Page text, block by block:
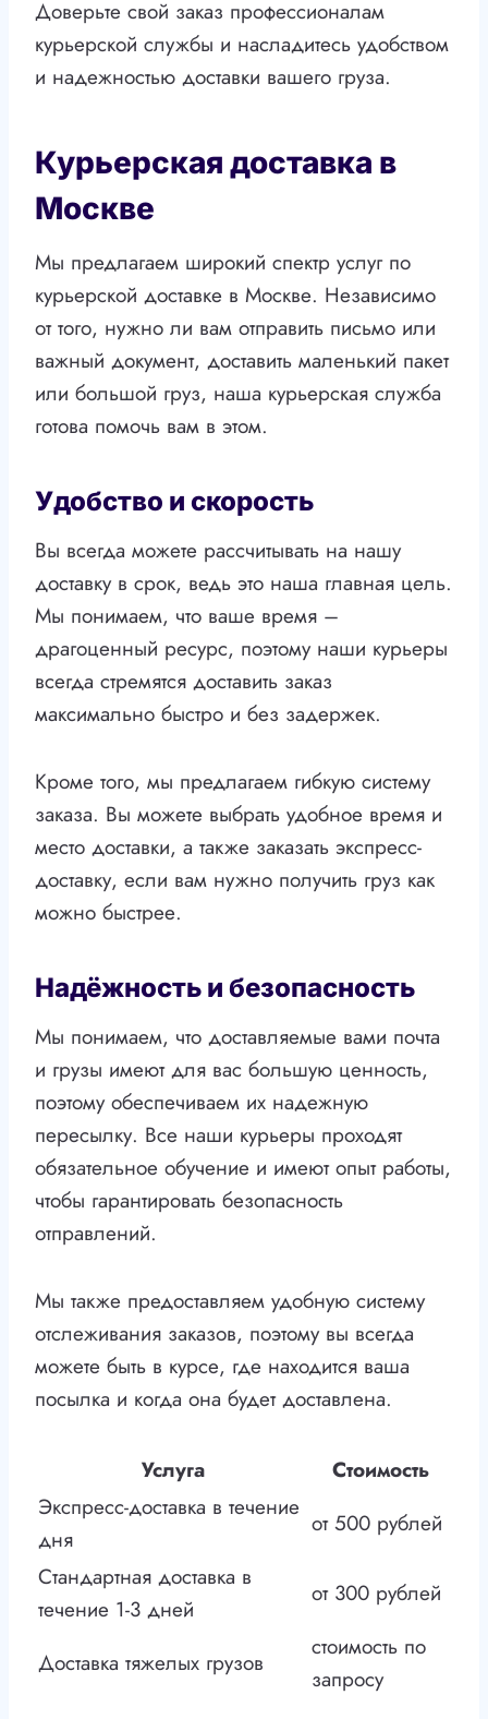
Доверьте свой заказ профессионалам
курьерской службы и насладитесь удобством
и надежностью доставки вашего груза.
Курьерская доставка в
Москве
Мы предлагаем широкий спектр услуг по
курьерской доставке в Москве. Независимо
от того, нужно ли вам отправить письмо или
важный документ, доставить маленький пакет
или большой груз, наша курьерская служба
готова помочь вам в этом.
Удобство и скорость
Вы всегда можете рассчитывать на нашу
доставку в срок, ведь это наша главная цель.
Мы понимаем, что ваше время –
драгоценный ресурс, поэтому наши курьеры
всегда стремятся доставить заказ
максимально быстро и без задержек.
Кроме того, мы предлагаем гибкую систему
заказа. Вы можете выбрать удобное время и
место доставки, а также заказать экспресс-
доставку, если вам нужно получить груз как
можно быстрее.
Надёжность и безопасность
Мы понимаем, что доставляемые вами почта
и грузы имеют для вас большую ценность,
поэтому обеспечиваем их надежную
пересылку. Все наши курьеры проходят
обязательное обучение и имеют опыт работы,
чтобы гарантировать безопасность
отправлений.
Мы также предоставляем удобную систему
отслеживания заказов, поэтому вы всегда
можете быть в курсе, где находится ваша
посылка и когда она будет доставлена.
Услуга
Стоимость
Экспресс-доставка в течение
дня
от 500 рублей
Стандартная доставка в
течение 1-3 дней
от 300 рублей
Доставка тяжелых грузов
стоимость по
запросу